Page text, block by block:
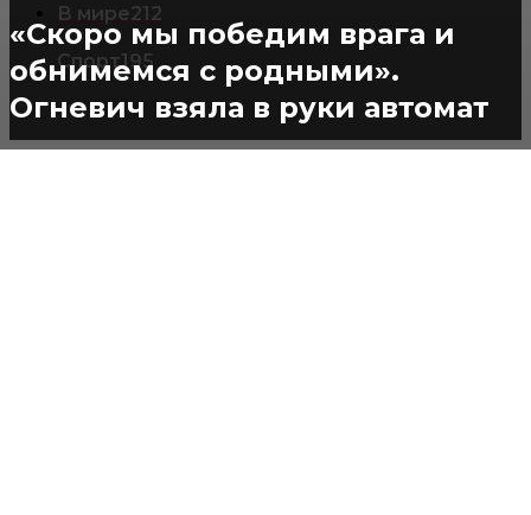
«Скоро мы победим врага и
обнимемся с родными».
Огневич взяла в руки автомат
В мире212
Спорт195